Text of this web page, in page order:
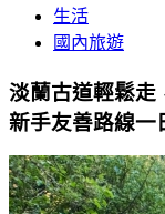
生活
國內旅遊
淡蘭古道輕鬆走
新手友善路線一